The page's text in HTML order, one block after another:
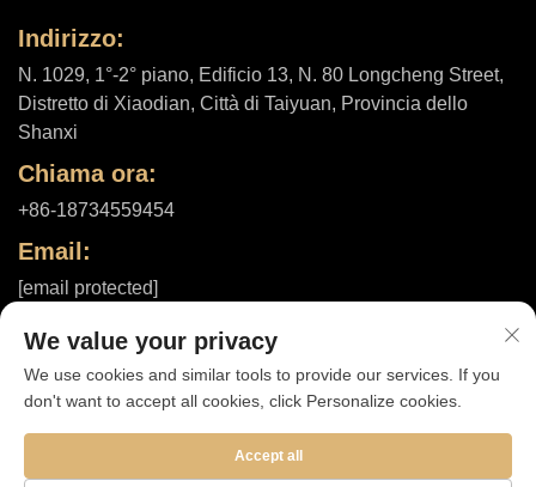
Indirizzo:
N. 1029, 1°-2° piano, Edificio 13, N. 80 Longcheng Street,
Distretto di Xiaodian, Città di Taiyuan, Provincia dello
Shanxi
Chiama ora:
+86-18734559454
Email:
[email protected]
Diritti d'autore © 2025 di Shanxi ShuheHealth Co., Ltd. |Informativa
sulla privacy
We value your privacy
We use cookies and similar tools to provide our services. If you
don't want to accept all cookies, click Personalize cookies.
Accept all